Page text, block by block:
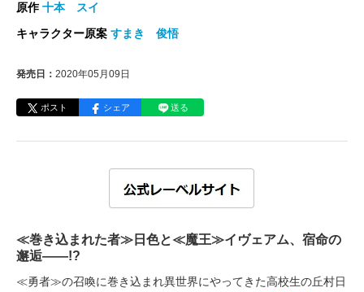
原作十本 スイ
キャラクター原案 すまき 俊悟
発売日： 2020年05月09日
ポスト シェア 送る
≪巻き込まれた者≫日色と≪魔王≫イヴェアム、宿命の
邂逅――!?
≪勇者≫の召喚に巻き込まれ異世界にやってきた高校生の丘村日